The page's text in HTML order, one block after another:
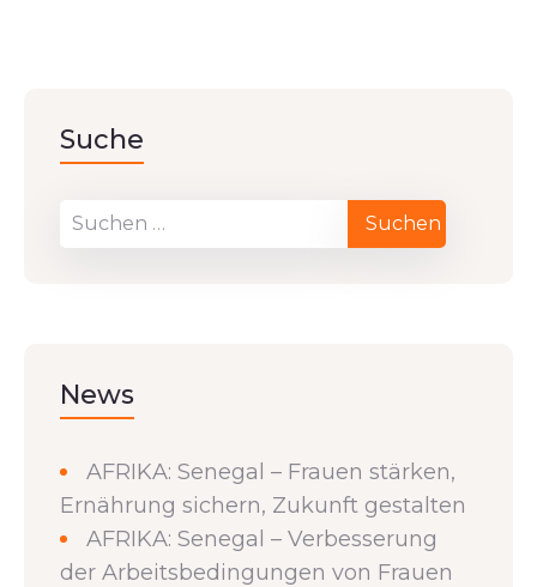
Suche
News
AFRIKA: Senegal – Frauen stärken,
Ernährung sichern, Zukunft gestalten
AFRIKA: Senegal – Verbesserung
der Arbeitsbedingungen von Frauen